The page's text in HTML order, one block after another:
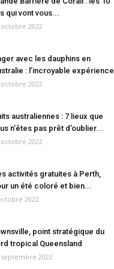
qui vont vous...
2022
avec les dauphins en
: l’incroyable expérience
2022
australiennes : 7 lieux que
n’êtes pas prêt d’oublier...
2022
activités gratuites à Perth,
un été coloré et bien...
2022
point stratégique du
tropical Queensland
2022